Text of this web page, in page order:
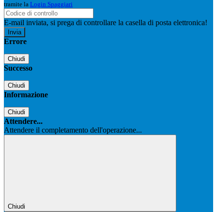
tramite la Login Spaggiari
E-mail inviata, si prega di controllare la casella di posta elettronica!
Errore
Chiudi
Successo
Chiudi
Informazione
Chiudi
Attendere...
Attendere il completamento dell'operazione...
Chiudi